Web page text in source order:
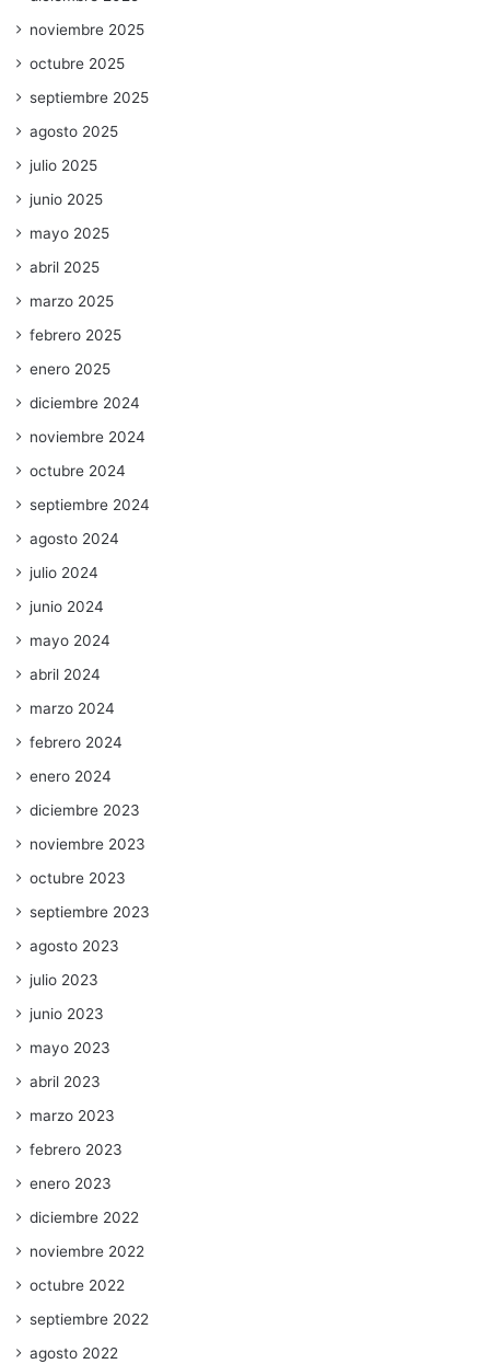
noviembre 2025
octubre 2025
septiembre 2025
agosto 2025
julio 2025
junio 2025
mayo 2025
abril 2025
marzo 2025
febrero 2025
enero 2025
diciembre 2024
noviembre 2024
octubre 2024
septiembre 2024
agosto 2024
julio 2024
junio 2024
mayo 2024
abril 2024
marzo 2024
febrero 2024
enero 2024
diciembre 2023
noviembre 2023
octubre 2023
septiembre 2023
agosto 2023
julio 2023
junio 2023
mayo 2023
abril 2023
marzo 2023
febrero 2023
enero 2023
diciembre 2022
noviembre 2022
octubre 2022
septiembre 2022
agosto 2022